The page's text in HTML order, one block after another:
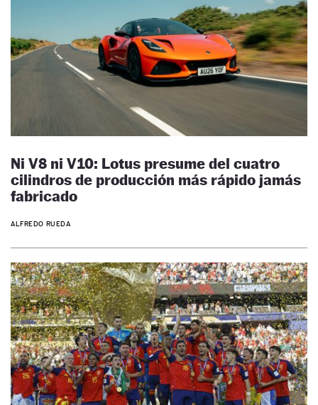
Ni V8 ni V10: Lotus presume del cuatro
cilindros de producción más rápido jamás
fabricado
ALFREDO RUEDA